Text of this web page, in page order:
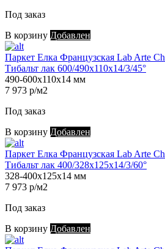
Под заказ
В корзину Добавлен
Паркет Елка Французская Lab Arte
Тибальт лак 600/490х110х14/3/45°
490-600х110х14 мм
7 973 р/м2
Под заказ
В корзину Добавлен
Паркет Елка Французская Lab Arte
Тибальт лак 400/328х125х14/3/60°
328-400х125х14 мм
7 973 р/м2
Под заказ
В корзину Добавлен